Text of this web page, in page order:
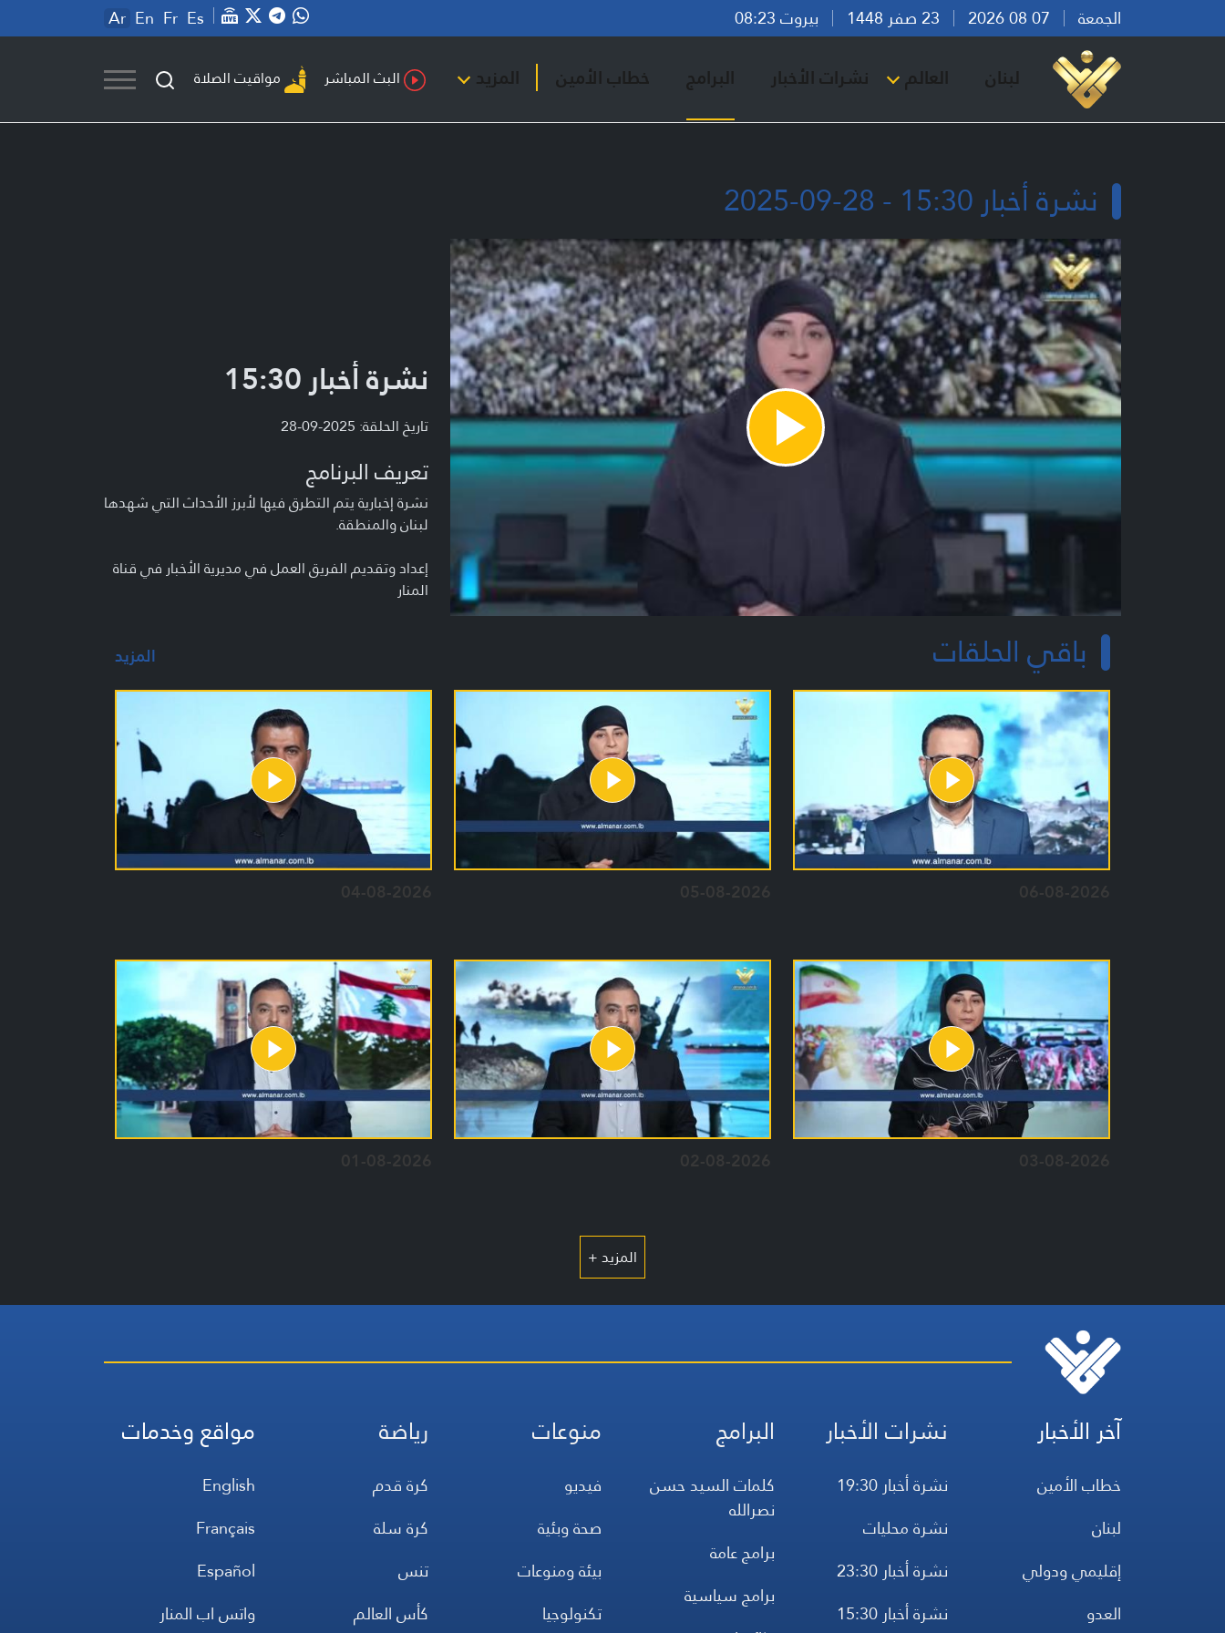
الجمعة بيروت 08:23 Ar En Fr Es
لبنان العالم نشرات الأخبار البرامج خطاب الأمين المزيد البث المباشر مواقيت الصلاة
نشرة أخبار 15:30 - 28-09-2025
Play
Video
نشرة أخبار 15:30
تاريخ الحلقة: 2025-09-28
تعريف البرنامج
نشرة إخبارية يتم التطرق فيها لأبرز الأحداث التي شهدها
لبنان والمنطقة.
إعداد وتقديم الفريق العمل في مديرية الأخبار في قناة
المنار
باقي الحلقات المزيد
06-08-2026
05-08-2026
04-08-2026
03-08-2026
02-08-2026
01-08-2026
المزيد +
آخر الأخبار
خطاب الأمين
لبنان
إقليمي ودولي
العدو
نشرات الأخبار
نشرة أخبار 19:30
نشرة محليات
نشرة أخبار 23:30
نشرة أخبار 15:30
البرامج
كلمات السيد حسن
نصرالله
برامج عامة
برامج سياسية
منوعات
فيديو
صحة وبئية
بيئة ومنوعات
تكنولوجيا
رياضة
كرة قدم
كرة سلة
تنس
كأس العالم
مواقع وخدمات
English
Français
Español
واتس اب المنار